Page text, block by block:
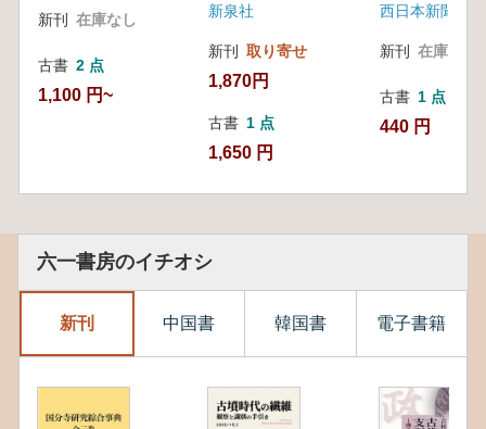
新刊 在庫なし
古書 2 点
1,100 円~
新泉社
新刊 取り寄せ
1,870円
古書 1 点
1,650 円
西日本新聞社
新刊 在庫なし
古書 1 点
440 円
六一書房のイチオシ
新刊 中国書 韓国書 電子書籍